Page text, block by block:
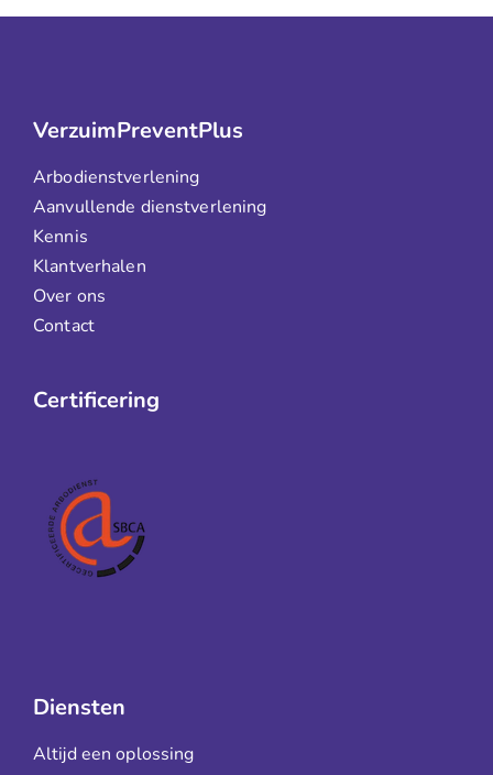
VerzuimPreventPlus
Arbodienstverlening
Aanvullende dienstverlening
Kennis
Klantverhalen
Over ons
Contact
Certificering
Diensten
Altijd een oplossing